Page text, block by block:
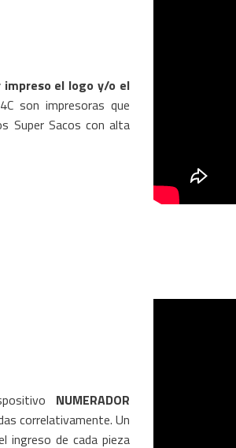
impreso el logo y/o el
son impresoras que
Super Sacos con alta
NUMERADOR
correlativamente. Un
ingreso de cada pieza